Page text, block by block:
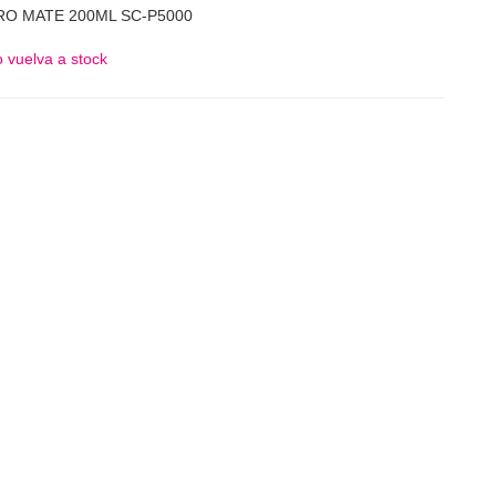
MATE 200ML SC-P5000
vuelva a stock